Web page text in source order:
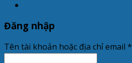
Đăng nhập
Tên tài khoản hoặc địa chỉ email *